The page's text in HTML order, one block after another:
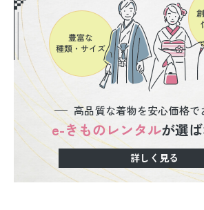
高品質な着物を安心価格で
e-きものレンタルが選
詳しく見る